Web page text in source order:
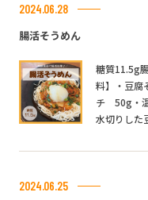
2024.06.28
腸活そうめん
糖質11.5g
料】・豆
チ 50g・
水切りした
2024.06.25